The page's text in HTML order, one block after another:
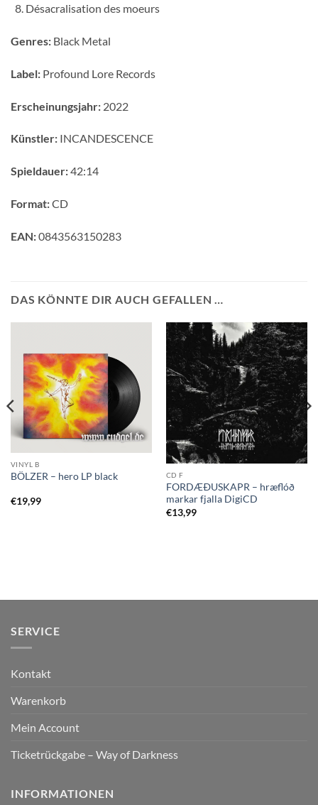
Désacralisation des moeurs
Genres: Black Metal
Label: Profound Lore Records
Erscheinungsjahr: 2022
Künstler: INCANDESCENCE
Spieldauer:42:14
Format:CD
EAN:0843563150283
DAS KÖNNTE DIR AUCH GEFALLEN …
VINYL B
BÖLZER – hero LP black
€19,99
CD F
FORDÆÐUSKAPR – hræflóð
markar fjalla DigiCD
€13,99
SERVICE
Kontakt
Warenkorb
Mein Account
Ticketrückgabe – Way of Darkness
INFORMATIONEN